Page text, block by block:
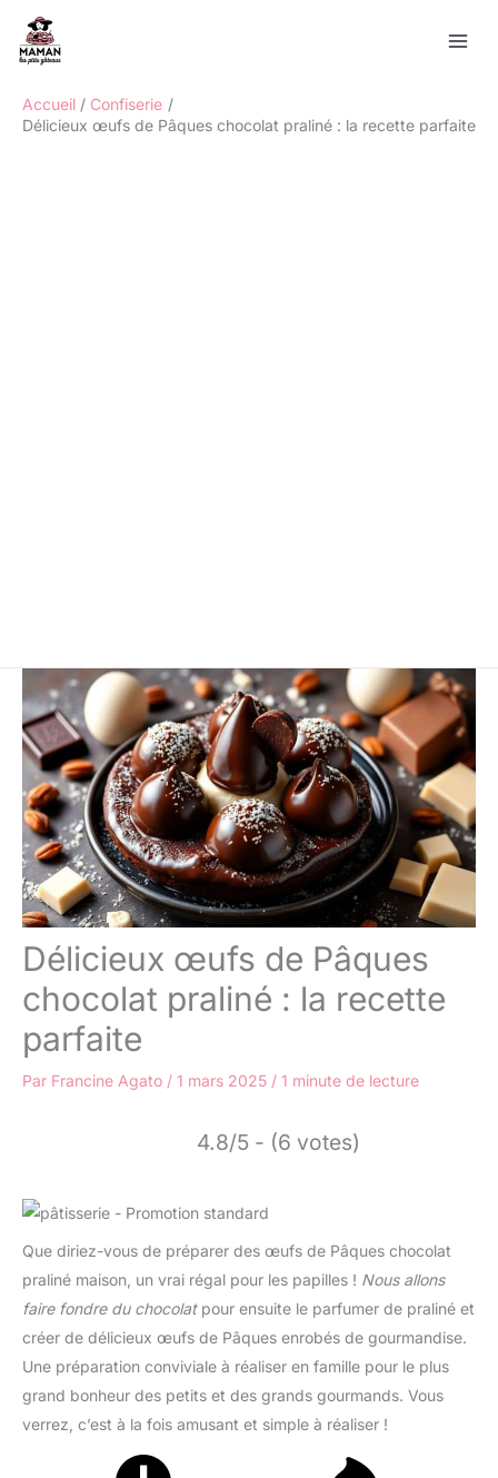
contenu
Accueil
Confiserie
Délicieux œufs de Pâques chocolat praliné : la recette parfaite
Délicieux œufs de Pâques
chocolat praliné : la recette
parfaite
Par Francine Agato / 1 mars 2025 / 1 minute de lecture
4.8/5 - (6 votes)
Que diriez-vous de préparer des œufs de Pâques chocolat
praliné maison, un vrai régal pour les papilles ! Nous allons
faire fondre du chocolatpour ensuite le parfumer de praliné et
créer de délicieux œufs de Pâques enrobés de gourmandise.
Une préparation conviviale à réaliser en famille pour le plus
grand bonheur des petits et des grands gourmands. Vous
verrez, c’est à la fois amusant et simple à réaliser !
Rechercher